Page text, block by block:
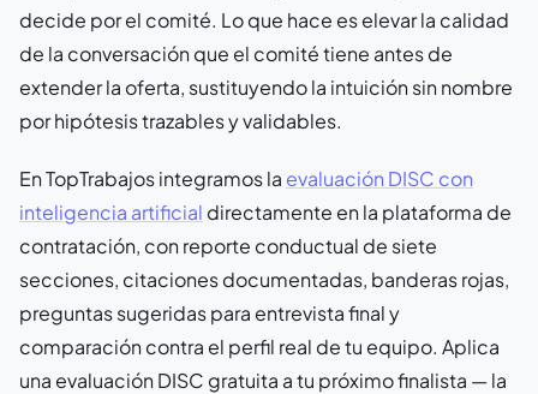
decide por el comité. Lo que hace es elevar la calidad
de la conversación que el comité tiene antes de
extender la oferta, sustituyendo la intuición sin nombre
por hipótesis trazables y validables.
En TopTrabajos integramos la evaluación DISC con
inteligencia artificial directamente en la plataforma de
contratación, con reporte conductual de siete
secciones, citaciones documentadas, banderas rojas,
preguntas sugeridas para entrevista final y
comparación contra el perfil real de tu equipo. Aplica
una evaluación DISC gratuita a tu próximo finalista — la